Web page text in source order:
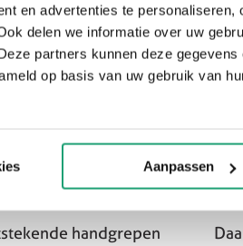
en advertenties te
delen we informatie over uw
partners kunnen deze
op basis van uw gebruik van
Aanpassen
Door twee
waarbij koken,
handgrepen
bij